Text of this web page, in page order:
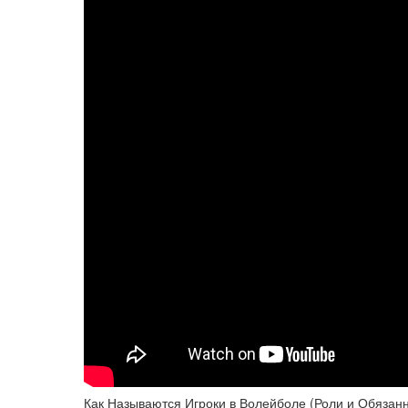
Как Называются Игроки в Волейболе (Роли и